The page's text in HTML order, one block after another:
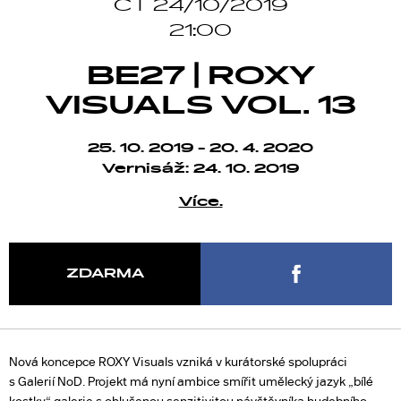
ČT 24/10/2019
21:00
BE27 | ROXY
VISUALS VOL. 13
25. 10. 2019 - 20. 4. 2020
Vernisáž: 24. 10. 2019
Více.
ZDARMA
Nová koncepce ROXY Visuals vzniká v kurátorské spolupráci
s Galerií NoD. Projekt má nyní ambice smířit umělecký jazyk „bílé